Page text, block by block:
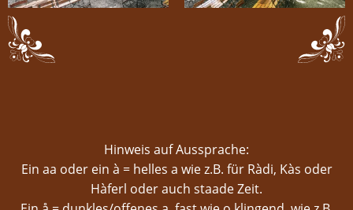
Hinweis auf Aussprache:
Ein aa oder ein à = helles a wie z.B. für Ràdi, Kàs oder
Hàferl oder auch staade Zeit.